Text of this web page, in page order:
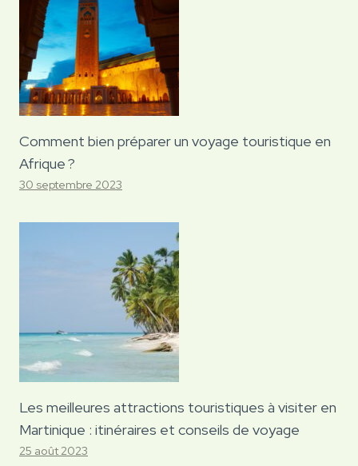
Comment bien préparer un voyage touristique en
Afrique ?
30 septembre 2023
Les meilleures attractions touristiques à visiter en
Martinique : itinéraires et conseils de voyage
25 août 2023